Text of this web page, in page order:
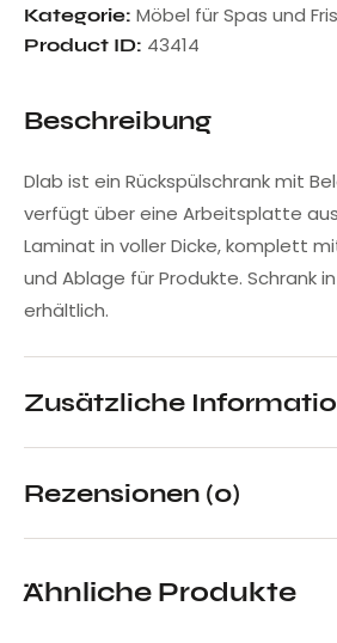
Kategorie: Möbel für Spas und
Product ID: 43414
Beschreibung
Dlab ist ein Rückspülschrank mit
verfügt über eine Arbeitsplatte
Laminat in voller Dicke, komplett
und Ablage für Produkte. Schrank
erhältlich.
Zusätzliche
Rezensionen (0)
Ähnliche Produkte